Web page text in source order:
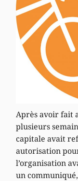
Après avoir fait
plusieurs
capitale avait
autorisation
l’organisation
un